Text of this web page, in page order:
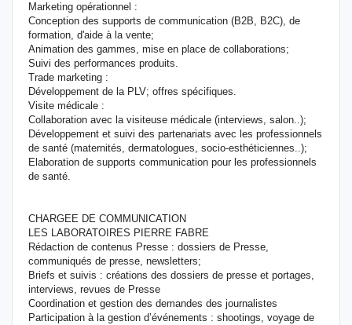
Marketing opérationnel :
Conception des supports de communication (B2B, B2C), de
formation, d'aide à la vente;
Animation des gammes, mise en place de collaborations;
Suivi des performances produits.
Trade marketing :
Développement de la PLV; offres spécifiques.
Visite médicale :
Collaboration avec la visiteuse médicale (interviews, salon..);
Développement et suivi des partenariats avec les professionnels
de santé (maternités, dermatologues, socio-esthéticiennes..);
Elaboration de supports communication pour les professionnels
de santé.
CHARGEE DE COMMUNICATION
LES LABORATOIRES PIERRE FABRE
Rédaction de contenus Presse : dossiers de Presse,
communiqués de presse, newsletters;
Briefs et suivis : créations des dossiers de presse et portages,
interviews, revues de Presse
Coordination et gestion des demandes des journalistes
Participation à la gestion d’événements : shootings, voyage de